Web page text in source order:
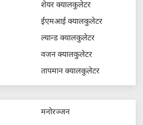
शेयर क्यालकुलेटर
ईएमआई क्यालकुलेटर
ल्यान्ड क्यालकुलेटर
वजन क्यालकुलेटर
तापमान क्यालकुलेटर
मनोरञ्जन